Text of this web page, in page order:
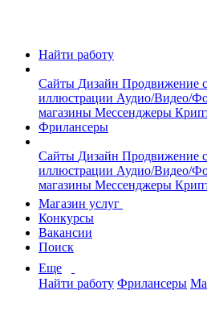
Найти работу
Сайты Дизайн Продвижение
иллюстрации Аудио/Видео/
магазины Мессенджеры
Фрилансеры
Сайты Дизайн Продвижение
иллюстрации Аудио/Видео/
магазины Мессенджеры
Магазин услуг
Конкурсы
Вакансии
Поиск
Еще
Найти работу Фрилансеры